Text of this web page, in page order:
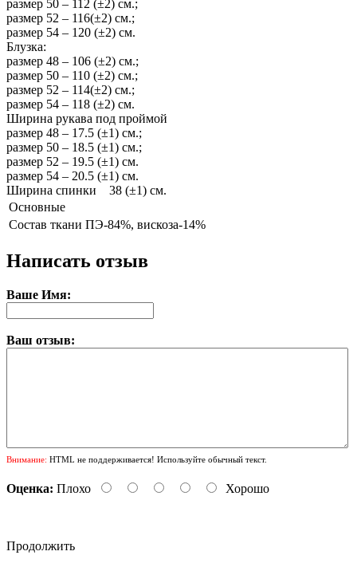
размер 50 – 112 (±2) см.;
размер 52 – 116(±2) см.;
размер 54 – 120 (±2) см.
Блузка:
размер 48 – 106 (±2) см.;
размер 50 – 110 (±2) см.;
размер 52 – 114(±2) см.;
размер 54 – 118 (±2) см.
Ширина рукава под проймой
размер 48 – 17.5 (±1) см.;
размер 50 – 18.5 (±1) см.;
размер 52 – 19.5 (±1) см.
размер 54 – 20.5 (±1) см.
Ширина спинки 38 (±1) см.
Основные
Состав ткани ПЭ-84%, вискоза-14%
Написать отзыв
Ваше Имя:
Ваш отзыв:
Внимание: HTML не поддерживается! Используйте обычный текст.
Оценка: Плохо Хорошо
Продолжить